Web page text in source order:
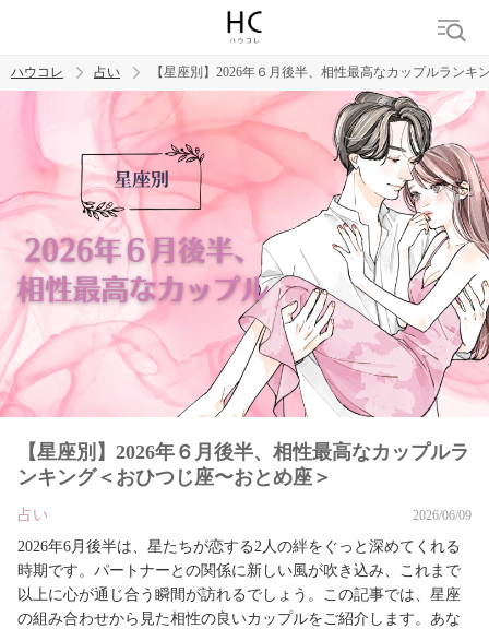
トレンド ワード
ハウコレ 占い 【星座別】2026年６月後半、相性最高なカップルランキ
【星座別】2026年６月後半、相性最高なカップルラ
ンキング＜おひつじ座〜おとめ座＞
占い 2026/06/09
2026年6月後半は、星たちが恋する2人の絆をぐっと深めてくれる
時期です。パートナーとの関係に新しい風が吹き込み、これまで
以上に心が通じ合う瞬間が訪れるでしょう。この記事では、星座
の組み合わせから見た相性の良いカップルをご紹介します。あな